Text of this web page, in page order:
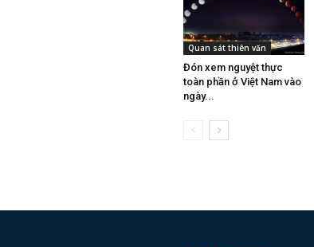
Quan sát thiên văn
Đón xem nguyệt thực
toàn phần ở Việt Nam vào
ngày...